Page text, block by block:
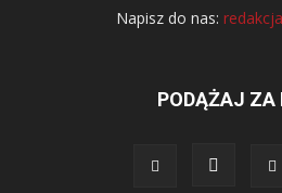
Napisz do nas:
PODĄŻAJ ZA